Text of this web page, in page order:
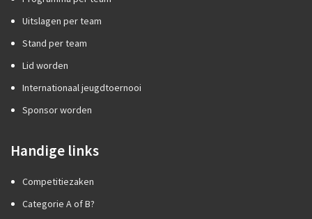
Uitslagen per team
Stand per team
Lid worden
Internationaal jeugdtoernooi
Sponsor worden
Handige links
Competitiezaken
Categorie A of B?